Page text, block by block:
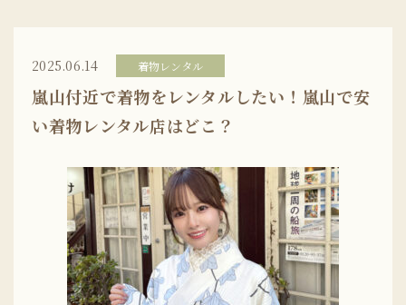
2025.06.14 着物レンタル
嵐山付近で着物をレンタルしたい！嵐山で安
い着物レンタル店はどこ？